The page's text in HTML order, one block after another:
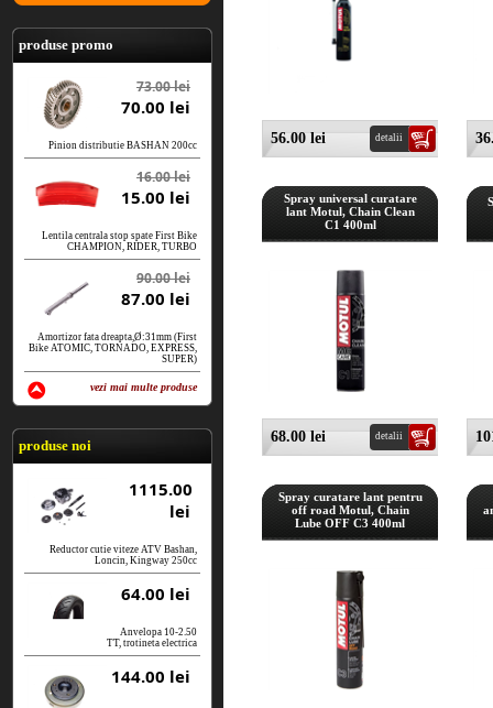
produse promo
73.00 lei
70.00 lei
Pinion distributie BASHAN 200cc
16.00 lei
15.00 lei
Lentila centrala stop spate First Bike
CHAMPION, RIDER, TURBO
90.00 lei
87.00 lei
Amortizor fata dreapta,Ø:31mm (First
Bike ATOMIC, TORNADO, EXPRESS,
SUPER)
vezi mai multe produse
vezi produse
produse noi
1115.00
lei
Reductor cutie viteze ATV Bashan,
Loncin, Kingway 250cc
64.00 lei
Anvelopa 10-2.50
TT, trotineta electrica
144.00 lei
56.00 lei detalii
Spray universal curatare
lant Motul, Chain Clean
C1 400ml
68.00 lei detalii
Spray curatare lant pentru
off road Motul, Chain
Lube OFF C3 400ml